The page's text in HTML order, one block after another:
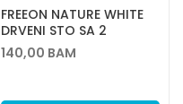
FREEON NATURE WHITE
DRVENI STO SA 2
STOLICE ATHENA
140,00 BAM